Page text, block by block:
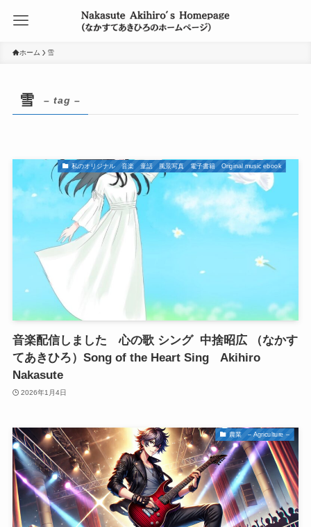
ホーム 雪
雪 – tag –
私のオリジナル 音楽 童話 風景写真 電子書籍 Original music ebook
音楽配信しました 心の歌 シング 中捨昭広 （なかす
てあきひろ）Song of the Heart Sing Akihiro
Nakasute
2026年1月4日
農業 – Agriculture –